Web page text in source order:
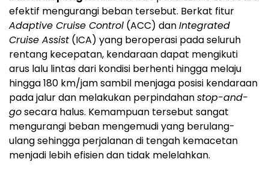
efektif mengurangi beban tersebut. Berkat fitur
Adaptive Cruise Control (ACC) danIntegrated
Cruise Assist (ICA) yang beroperasi pada seluruh
rentang kecepatan, kendaraan dapat mengikuti
arus lalu lintas dari kondisi berhenti hingga melaju
hingga 180 km/jam sambil menjaga posisi kendaraan
pada jalur dan melakukan perpindahanstop-and-
gosecara halus. Kemampuan tersebut sangat
mengurangi beban mengemudi yang berulang-
ulang sehingga perjalanan di tengah kemacetan
menjadi lebih efisien dan tidak melelahkan.